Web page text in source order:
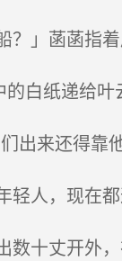
」菡菡指着
白纸递给叶
来还得靠
人，现在都
十丈开外